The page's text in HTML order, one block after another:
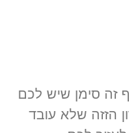
זה סימן שיש לכם
הזזה שלא עובד